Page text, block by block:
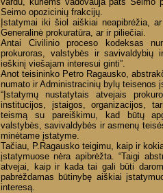
Seimo opozicinių frakcijų.
Įstatymai iki šiol aiškiai neapibrėžia,
Generalinė prokuratūra, ar ir piliečiai.
Antai Civilinio proceso kodeksas
prokuroras, valstybės ir
ieškinį viešajam interesui ginti”.
Anot teisininko Petro Ragausko,
numato ir Administracinių bylų teisenos
“Įstatymų nustatytais atvejais
institucijos, įstaigos, organizacijos,
teismą su pareiškimu, kad būtų
valstybės, savivaldybės ir asmenų
minėtame įstatyme.
Tačiau, P.Ragausko teigimu, kaip ir
įstatymuose nėra apibrėžta. “Taigi
atvejai, kaip ir kada tai gali būti
pabrėždamas būtinybę aiškiai
interesą.